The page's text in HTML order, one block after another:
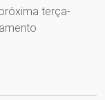
terça-